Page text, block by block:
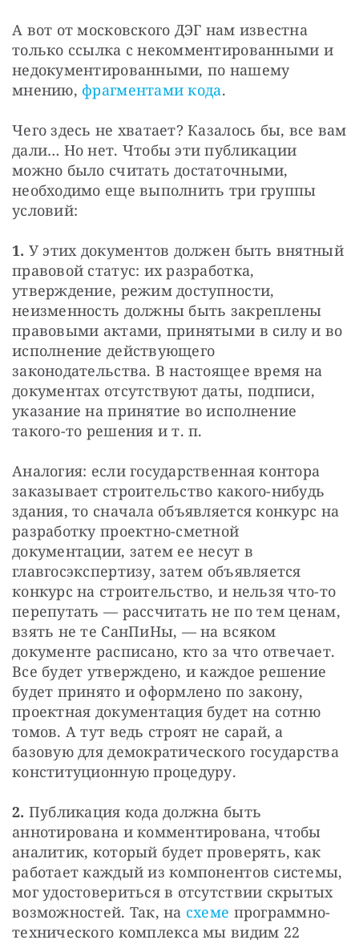
А вот от московского ДЭГ нам известна
только ссылка с некомментированными и
недокументированными, по нашему
мнению, фрагментами кода.
Чего здесь не хватает? Казалось бы, все вам
дали… Но нет. Чтобы эти публикации
можно было считать достаточными,
необходимо еще выполнить три группы
условий:
1. У этих документов должен быть внятный
правовой статус: их разработка,
утверждение, режим доступности,
неизменность должны быть закреплены
правовыми актами, принятыми в силу и во
исполнение действующего
законодательства. В настоящее время на
документах отсутствуют даты, подписи,
указание на принятие во исполнение
такого-то решения и т. п.
Аналогия: если государственная контора
заказывает строительство какого-нибудь
здания, то сначала объявляется конкурс на
разработку проектно-сметной
документации, затем ее несут в
главгосэкспертизу, затем объявляется
конкурс на строительство, и нельзя что-то
перепутать — рассчитать не по тем ценам,
взять не те СанПиНы, — на всяком
документе расписано, кто за что отвечает.
Все будет утверждено, и каждое решение
будет принято и оформлено по закону,
проектная документация будет на сотню
томов. А тут ведь строят не сарай, а
базовую для демократического государства
конституционную процедуру.
2. Публикация кода должна быть
аннотирована и комментирована, чтобы
аналитик, который будет проверять, как
работает каждый из компонентов системы,
мог удостовериться в отсутствии скрытых
возможностей. Так, на схеме программно-
технического комплекса мы видим 22